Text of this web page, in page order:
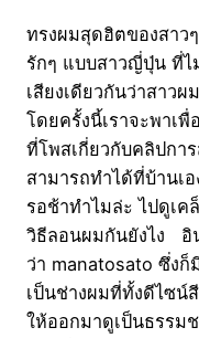
ทรงผมสุดฮิตของสาว
รักๆ แบบสาวญี่ปุ่น ที่ไ
เสียงเดียวกันว่าสาว
โดยครั้งนี้เราจะพาเ
ที่โพสเกี่ยวกับคลิปกา
สามารถทำได้ที่บ้านเ
รอช้าทำไมล่ะ ไปดูเ
วิธีลอนผมกันยังไง อิ
ว่า manatosato ซึ่ง
เป็นช่างผมที่ทั้งดีไซน์
ให้ออกมาดูเป็นธรรม